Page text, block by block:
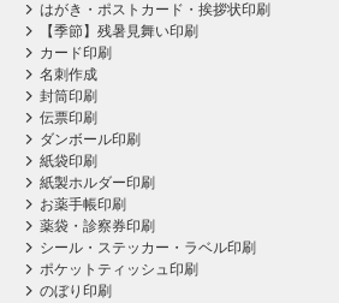
はがき・ポストカード・挨拶状印刷
【季節】残暑見舞い印刷
カード印刷
名刺作成
封筒印刷
伝票印刷
ダンボール印刷
紙袋印刷
紙製ホルダー印刷
お薬手帳印刷
薬袋・診察券印刷
シール・ステッカー・ラベル印刷
ポケットティッシュ印刷
のぼり印刷